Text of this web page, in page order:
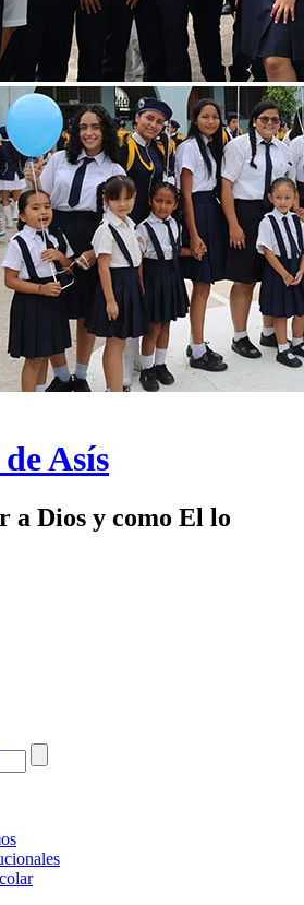
Asís
a Dios y como El lo